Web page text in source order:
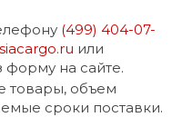
(499) 404-07-
или
форму на сайте.
товары, объем
сроки поставки.